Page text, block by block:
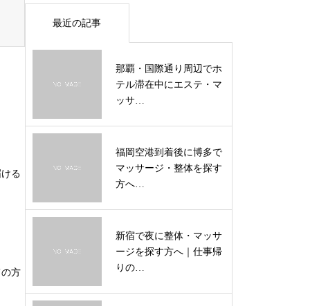
る
方
最近の記事
那覇・国際通り周辺でホ
テル滞在中にエステ・マ
ッサ…
福岡空港到着後に博多で
マッサージ・整体を探す
方へ…
新宿で夜に整体・マッサ
ージを探す方へ｜仕事帰
りの…